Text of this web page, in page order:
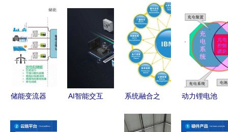
储能变流器
成及台光储
AI智能交互
系统融合之
一有机的数
动力锂电池
键技术与产